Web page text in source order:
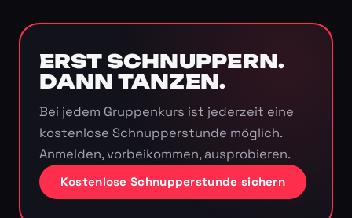
ERST SCHNUPPERN.
DANN TANZEN.
Bei jedem Gruppenkurs ist jederzeit eine
kostenlose Schnupperstunde möglich.
Anmelden, vorbeikommen, ausprobieren.
Kostenlose Schnupperstunde sichern